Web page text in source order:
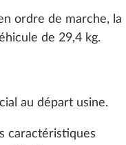
kg
153 €
ordre de marche, la
de 29,4 kg.
au départ usine.
caractéristiques